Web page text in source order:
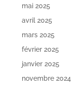
mai 2025
avril 2025
mars 2025
février 2025
janvier 2025
novembre 2024